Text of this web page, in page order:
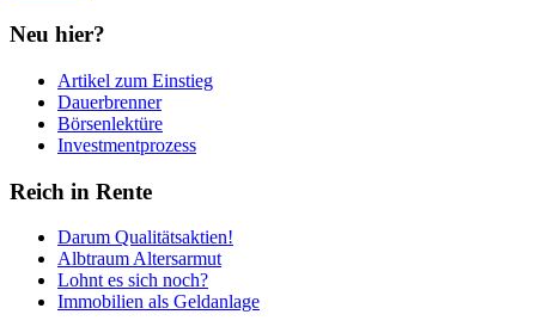
Neu hier?
Artikel zum Einstieg
Dauerbrenner
Börsenlektüre
Investmentprozess
Reich in Rente
Darum Qualitätsaktien!
Albtraum Altersarmut
Lohnt es sich noch?
Immobilien als Geldanlage